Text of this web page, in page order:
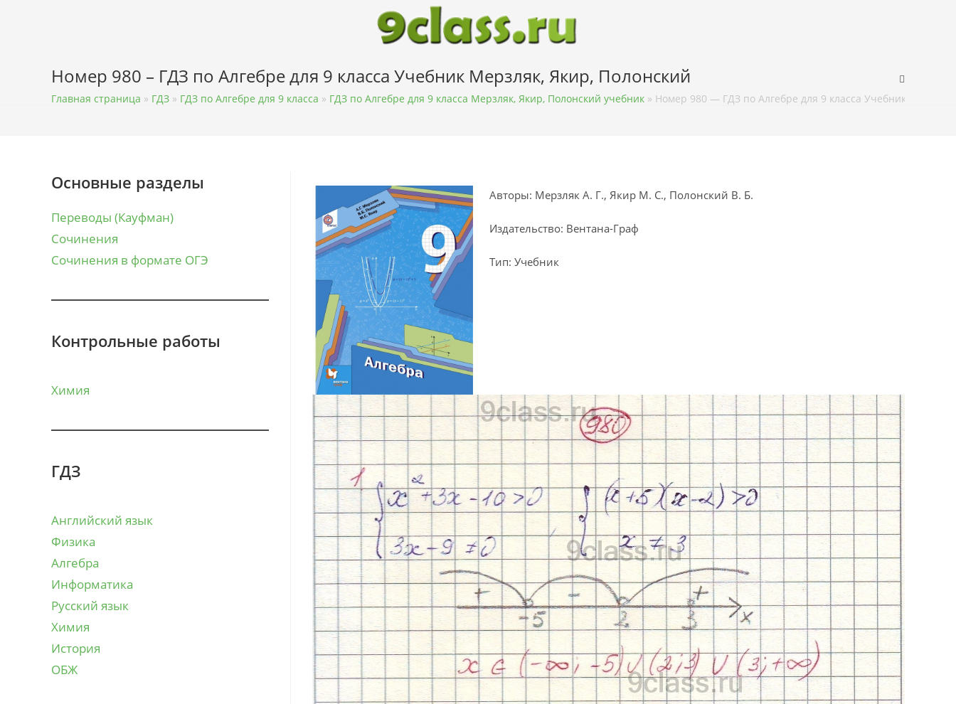
Номер 980 – ГДЗ по Алгебре для 9 класса Учебник Мерзляк, Якир, Полонский
Главная страница » ГДЗ » ГДЗ по Алгебре для 9 класса » ГДЗ по Алгебре для 9 класса Мерзляк, Якир, Полонский учебник » Номер 980 — ГДЗ по Алгебре для 9 класса Учебник
Основные разделы
Переводы (Кауфман)
Сочинения
Сочинения в формате ОГЭ
Контрольные работы
Химия
ГДЗ
Английский язык
Физика
Алгебра
Информатика
Русский язык
Химия
История
ОБЖ
Авторы: Мерзляк А. Г., Якир М. С., Полонский В. Б.
Издательство: Вентана-Граф
Тип: Учебник